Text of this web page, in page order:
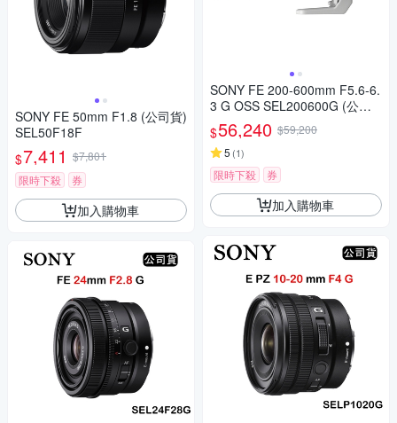
SONY FE 50mm F1.8 (公司貨)
SEL50F18F
$7,411 $7,801
限時下殺
券
加入購物車
SONY FE 200-600mm F5.6-6.
3 G OSS SEL200600G (公司
貨)
$56,240 $59,200
5 (1)
限時下殺 券
加入購物車